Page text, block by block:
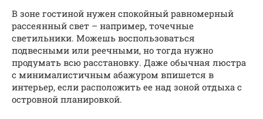
В зоне гостиной нужен спокойный равномерный
рассеянный свет – например, точечные
светильники. Можешь воспользоваться
подвесными или реечными, но тогда нужно
продумать всю расстановку. Даже обычная люстра
с минималистичным абажуром впишется в
интерьер, если расположить ее над зоной отдыха с
островной планировкой.